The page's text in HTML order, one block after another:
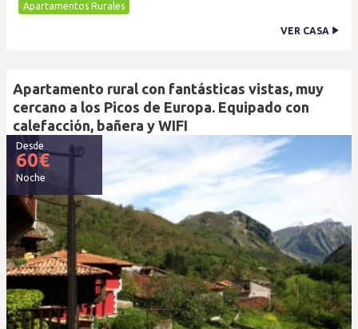
Apartamentos Rurales
VER CASA
Apartamento rural con fantásticas vistas, muy
cercano a los Picos de Europa. Equipado con
calefacción, bañera y WIFI
Desde
60€
Noche